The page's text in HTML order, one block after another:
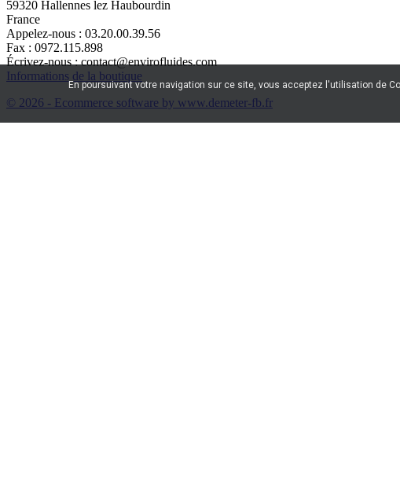
59320 Hallennes lez Haubourdin
France
Appelez-nous : 03.20.00.39.56
Fax : 0972.115.898
Écrivez-nous :contact@envirofluides.com
Informations de la boutique
© 2026 - Ecommerce software by www.demeter-fb.fr
En poursuivant votre navigation sur ce site, vous acceptez l'utilisation de